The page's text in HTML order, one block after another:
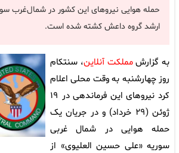
حمله هوایی نیروهای این کشور در شمال‌غرب
ارشد گروه داعش کشته شده است.
به گزارشمملکت آنلاین، سنتکام
روز چهارشنبه به وقت محلی اعلام
کرد نیروهای این فرماندهی در ۱۹
ژوئن (۲۹ خرداد) و در جریان یک
حمله هوایی در شمال غربی
سوریه «علی حسین العلیوی» از